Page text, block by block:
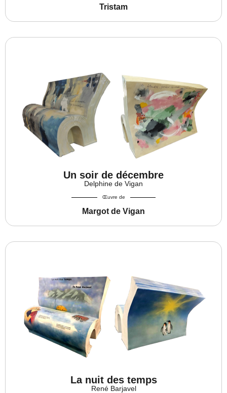
Tristam
Un soir de décembre
Delphine de Vigan
Œuvre de
Margot de Vigan
La nuit des temps
René Barjavel